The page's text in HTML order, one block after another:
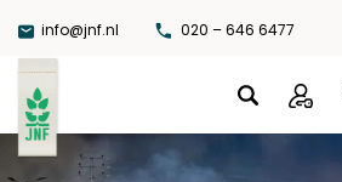
naar
de
inhoud
info@jnf.nl 020 – 646 6477
JNF